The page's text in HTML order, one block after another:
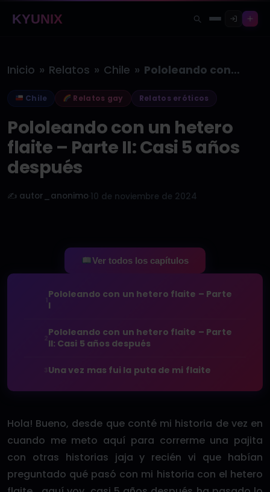
KYUNIX
Inicio » Relatos » Chile » Pololeando con un hetero flaite –…
Chile Relatos gay Relatos eróticos
Pololeando con un hetero
flaite – Parte II: Casi 5 años
después
✍️ autor_anonimo 10 de noviembre de 2024
Ver todos los capítulos
Pololeando con un hetero flaite – Parte
I
Pololeando con un hetero flaite – Parte
II: Casi 5 años después
Una vez mas fui la puta de mi flaite
Hola! Bueno, desde que conté mi historia de vez en
cuando me meto aquí para correrme una pajita
con otras historias jaja y recién vi que habían
preguntado qué pasó con mi historia con el hetero